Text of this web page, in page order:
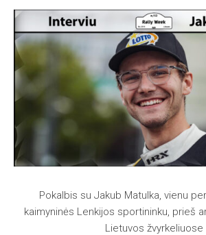
Pokalbis su Jakub Matulka, vienu
kaimyninės Lenkijos sportininku, prieš
Lietuvos žvyrkeliuose